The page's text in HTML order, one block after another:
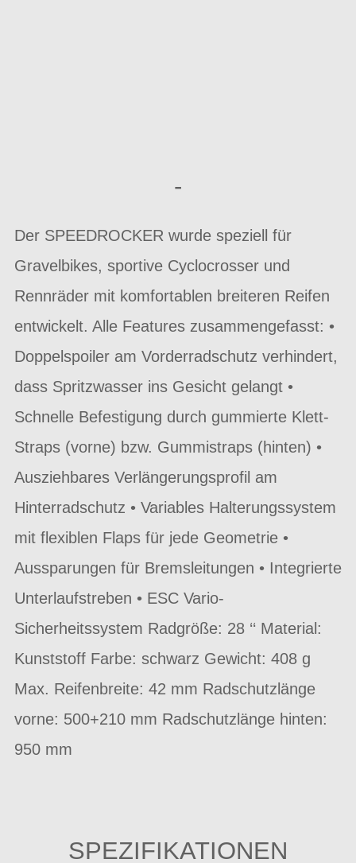
-
Der SPEEDROCKER wurde speziell für
Gravelbikes, sportive Cyclocrosser und
Rennräder mit komfortablen breiteren Reifen
entwickelt. Alle Features zusammengefasst: •
Doppelspoiler am Vorderradschutz verhindert,
dass Spritzwasser ins Gesicht gelangt •
Schnelle Befestigung durch gummierte Klett-
Straps (vorne) bzw. Gummistraps (hinten) •
Ausziehbares Verlängerungsprofil am
Hinterradschutz • Variables Halterungssystem
mit flexiblen Flaps für jede Geometrie •
Aussparungen für Bremsleitungen • Integrierte
Unterlaufstreben • ESC Vario-
Sicherheitssystem Radgröße: 28 ‘‘ Material:
Kunststoff Farbe: schwarz Gewicht: 408 g
Max. Reifenbreite: 42 mm Radschutzlänge
vorne: 500+210 mm Radschutzlänge hinten:
950 mm
SPEZIFIKATIONEN